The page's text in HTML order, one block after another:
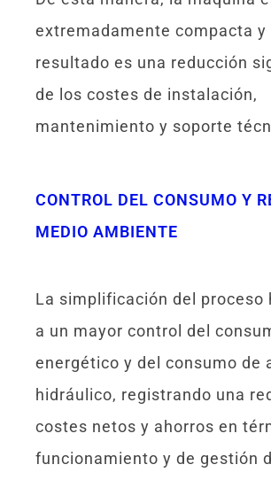
extremadamente compacta y
resultado es una reducción
de los costes de instalación,
mantenimiento y soporte
CONTROL DEL CONSUMO Y
MEDIO AMBIENTE
La simplificación del proceso
a un mayor control del
energético y del consumo de
hidráulico, registrando una
costes netos y ahorros en
funcionamiento y de gestión